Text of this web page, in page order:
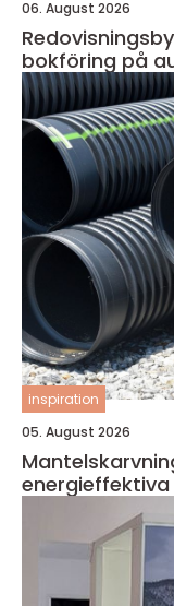
06. August 2026
Redovisningsbyrå
bokföring på
inspiration
05. August 2026
Mantelskarvning kärnan i täta